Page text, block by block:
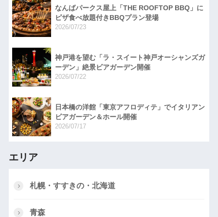
なんばパークス屋上「THE ROOFTOP BBQ」に
ピザ食べ放題付きBBQプラン登場
2026/07/23
神戸港を望む「ラ・スイート神戸オーシャンズガ
ーデン」絶景ビアガーデン開催
2026/07/22
日本橋の洋館「東京アフロディテ」でイタリアン
ビアガーデン＆ホール開催
2026/07/17
エリア
札幌・すすきの・北海道
青森